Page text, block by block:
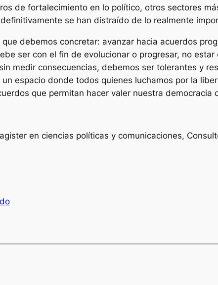
de fortalecimiento en lo político, otros sectores
se han distraído de lo realmente
debemos concretar: avanzar hacia acuerdos
ser con el fin de evolucionar o progresar, no
medir consecuencias, debemos ser tolerantes y
espacio donde todos quienes luchamos por la
que permitan hacer valer nuestra democracia
en ciencias políticas y comunicaciones,